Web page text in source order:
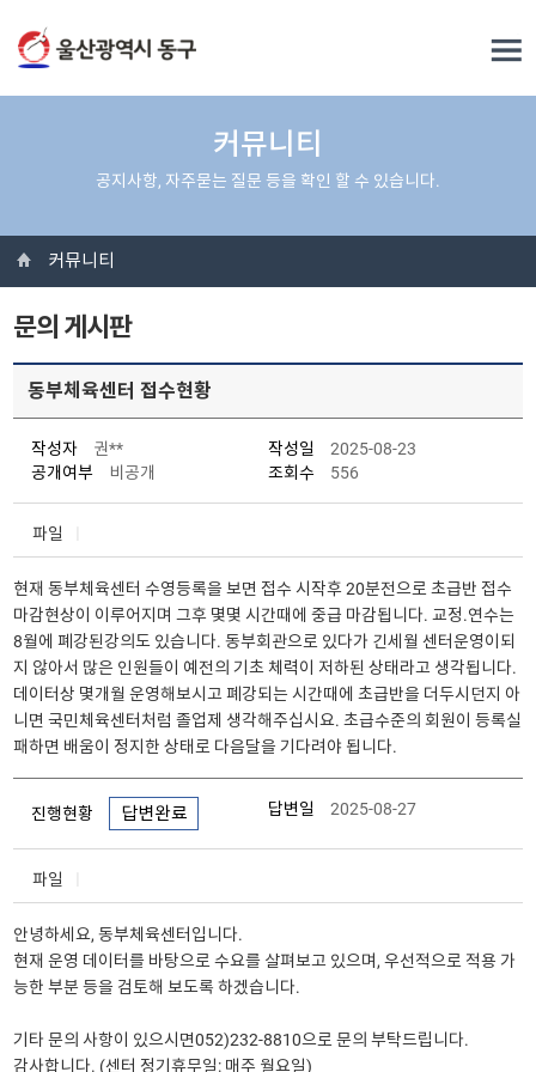
커뮤니티
공지사항, 자주묻는 질문 등을 확인 할 수 있습니다.
커뮤니티
문의 게시판
동부체육센터 접수현황
작성자 권** 작성일
2025-08-23
공개여부
비공개 조회수 556
파일
현재 동부체육센터 수영등록을 보면 접수 시작후 20분전으로 초급반 접수
마감현상이 이루어지며 그후 몇몇 시간때에 중급 마감됩니다. 교정.연수는
8월에 폐강된강의도 있습니다. 동부회관으로 있다가 긴세월 센터운영이되
지 않아서 많은 인원들이 예전의 기초 체력이 저하된 상태라고 생각됩니다.
데이터상 몇개월 운영해보시고 폐강되는 시간때에 초급반을 더두시던지 아
니면 국민체육센터처럼 졸업제 생각해주십시요. 초급수준의 회원이 등록실
패하면 배움이 정지한 상태로 다음달을 기다려야 됩니다.
진행현황 답변완료 답변일 2025-08-27
파일
안녕하세요, 동부체육센터입니다.
현재 운영 데이터를 바탕으로 수요를 살펴보고 있으며, 우선적으로 적용 가
능한 부분 등을 검토해 보도록 하겠습니다.
기타 문의 사항이 있으시면052)232-8810으로 문의 부탁드립니다.
감사합니다. (센터 정기휴무일: 매주 월요일)